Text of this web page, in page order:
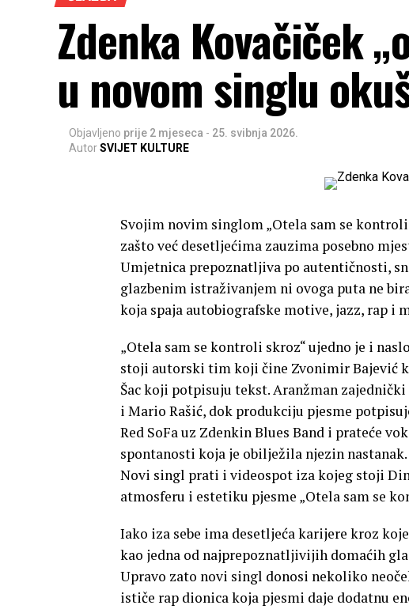
Zdenka Kovačiček
u novom singlu
Objavljeno prije 2 mjeseca - 25. svibnja 2026.
AutorSVIJET KULTURE
Svojim novim singlom „Otela sam se
zašto već desetljećima zauzima posebno
Umjetnica prepoznatljiva po autentičnosti,
glazbenim istraživanjem ni ovoga puta ne
koja spaja autobiografske motive, jazz, rap i
„Otela sam se kontroli skroz“ ujedno je i
stoji autorski tim koji čine Zvonimir Bajević
Šac koji potpisuju tekst. Aranžman
i Mario Rašić, dok produkciju pjesme
Red SoFa uz Zdenkin Blues Band i prateće
spontanosti koja je obilježila njezin nastanak.
Novi singl prati i videospot iza kojeg stoji
atmosferu i estetiku pjesme „Otela sam se
Iako iza sebe ima desetljeća karijere kroz
kao jedna od najprepoznatljivijih domaćih
Upravo zato novi singl donosi nekoliko
ističe rap dionica koja pjesmi daje dodatnu